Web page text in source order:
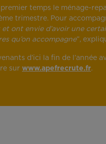
temps le ménage-
trimestre. Pour
ont envie d’avoir une
qu’on accompagne”,
d’ici la fin de l’année
sur www.apefrecrute.fr.